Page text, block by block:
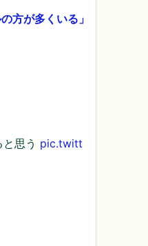
方が多くいる」
思う pic.twitt